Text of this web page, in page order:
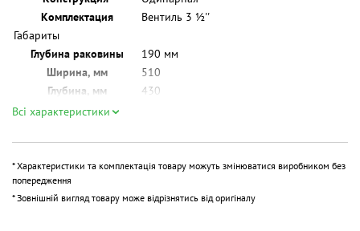
Комплектация
Вентиль 3 ½''
Габариты
Глубина раковины
190 мм
Ширина, мм
510
Глубина, мм
430
Цветовое исполнение
Всі характеристики
* Характеристики та комплектація товару можуть змінюватися виробником без
попередження
* Зовнішній вигляд товару може відрізнятись від оригіналу